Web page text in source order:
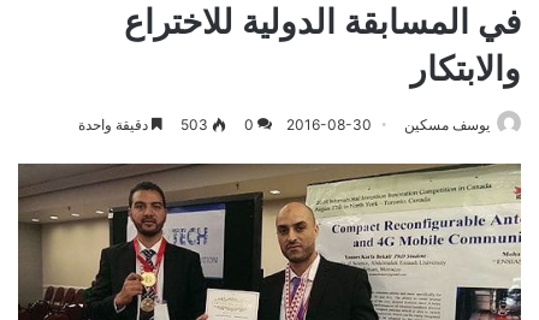
في المسابقة الدولية للاختراع
والابتكار
يوسف مسكين 2016-08-30
0
503 دقيقة واحدة